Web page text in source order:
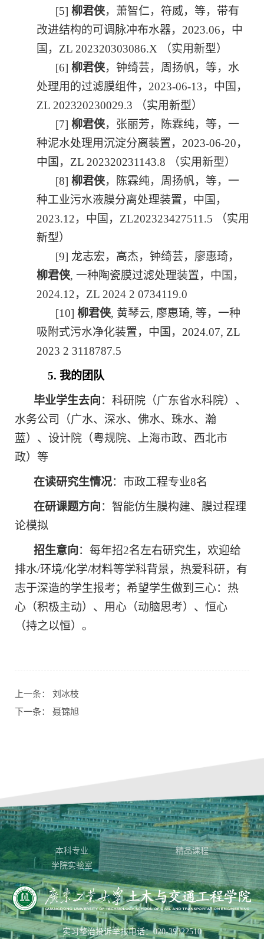
[5] 柳君侠，萧智仁，符威，等，带有
改进结构的可调脉冲布水器， 2023.06，中
国， ZL 202320303086.X
（实用新型）
[6] 柳君侠，钟绮芸，周扬帆，等，水
处理用的过滤膜组件， 2023-06-13，中国，
ZL 202320230029.3
（实用新型）
[7] 柳君侠，张丽芳，陈霖纯，等，一
种泥水处理用沉淀分离装置， 2023-06-20，
中国， ZL 202320231143.8
（实用新型）
[8] 柳君侠，陈霖纯，周扬帆，等，一
种工业污水液膜分离处理装置，中国，
2023.12，中国， ZL202323427511.5
（实用
新型）
[9] 龙志宏，高杰，钟绮芸，廖惠琦，
柳君侠, 一种陶瓷膜过滤处理装置，中国，
2024.12， ZL 2024 2 0734119.0
[10] 柳君侠, 黄琴云, 廖惠琦, 等，一种
吸附式污水净化装置，中国， 2024.07, ZL
2023 2 3118787.5
5. 我的团队
毕业学生去向 ：科研院（广东省水科院）、
水务公司（广水、深水、佛水、珠水、瀚
蓝）、设计院（粤规院、上海市政、西北市
政）等
在读研究生情况：市政工程专业8名
在研课题方向 ：智能仿生膜构建、膜过程理
论模拟
招生意向 ：每年招2名左右研究生，欢迎给
排水/环境/化学/材料等学科背景，热爱科研，有
志于深造的学生报考；希望学生做到三心：热
心（积极主动）、用心（动脑思考）、恒心
（持之以恒）。
上一条： 刘冰枝
下一条： 聂锦旭
本科专业
精品课程
学院实验室
实习整治投诉举报电话：020-39322510